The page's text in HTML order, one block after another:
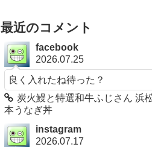
最近のコメント
facebook
2026.07.25
良く入れたね待った？
炭火鰻と特選和牛ふじさん 浜
本うなぎ丼
instagram
2026.07.17